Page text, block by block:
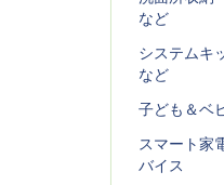
など
システムキ
など
子ども＆ベ
スマート家
バイス